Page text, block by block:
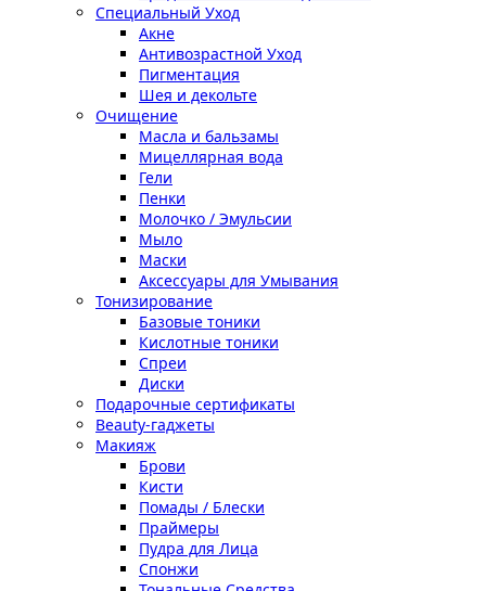
Специальный Уход
Акне
Антивозрастной Уход
Пигментация
Шея и декольте
Очищение
Масла и бальзамы
Мицеллярная вода
Гели
Пенки
Молочко / Эмульсии
Мыло
Маски
Аксессуары для Умывания
Тонизирование
Базовые тоники
Кислотные тоники
Спреи
Диски
Подарочные сертификаты
Beauty-гаджеты
Макияж
Брови
Кисти
Помады / Блески
Праймеры
Пудра для Лица
Спонжи